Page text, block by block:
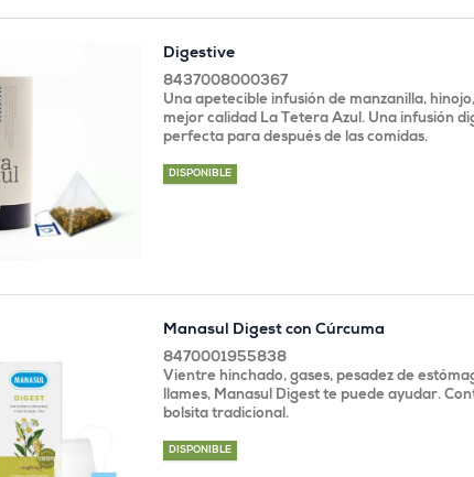
Digestive
8437008000367
Una apetecible infusión de manzanilla,
mejor calidad La Tetera Azul. Una infusión
perfecta para después de las comidas.
DISPONIBLE
Manasul Digest con Cúrcuma
8470001955838
Vientre hinchado, gases, pesadez de
llames, Manasul Digest te puede ayudar.
bolsita tradicional.
DISPONIBLE